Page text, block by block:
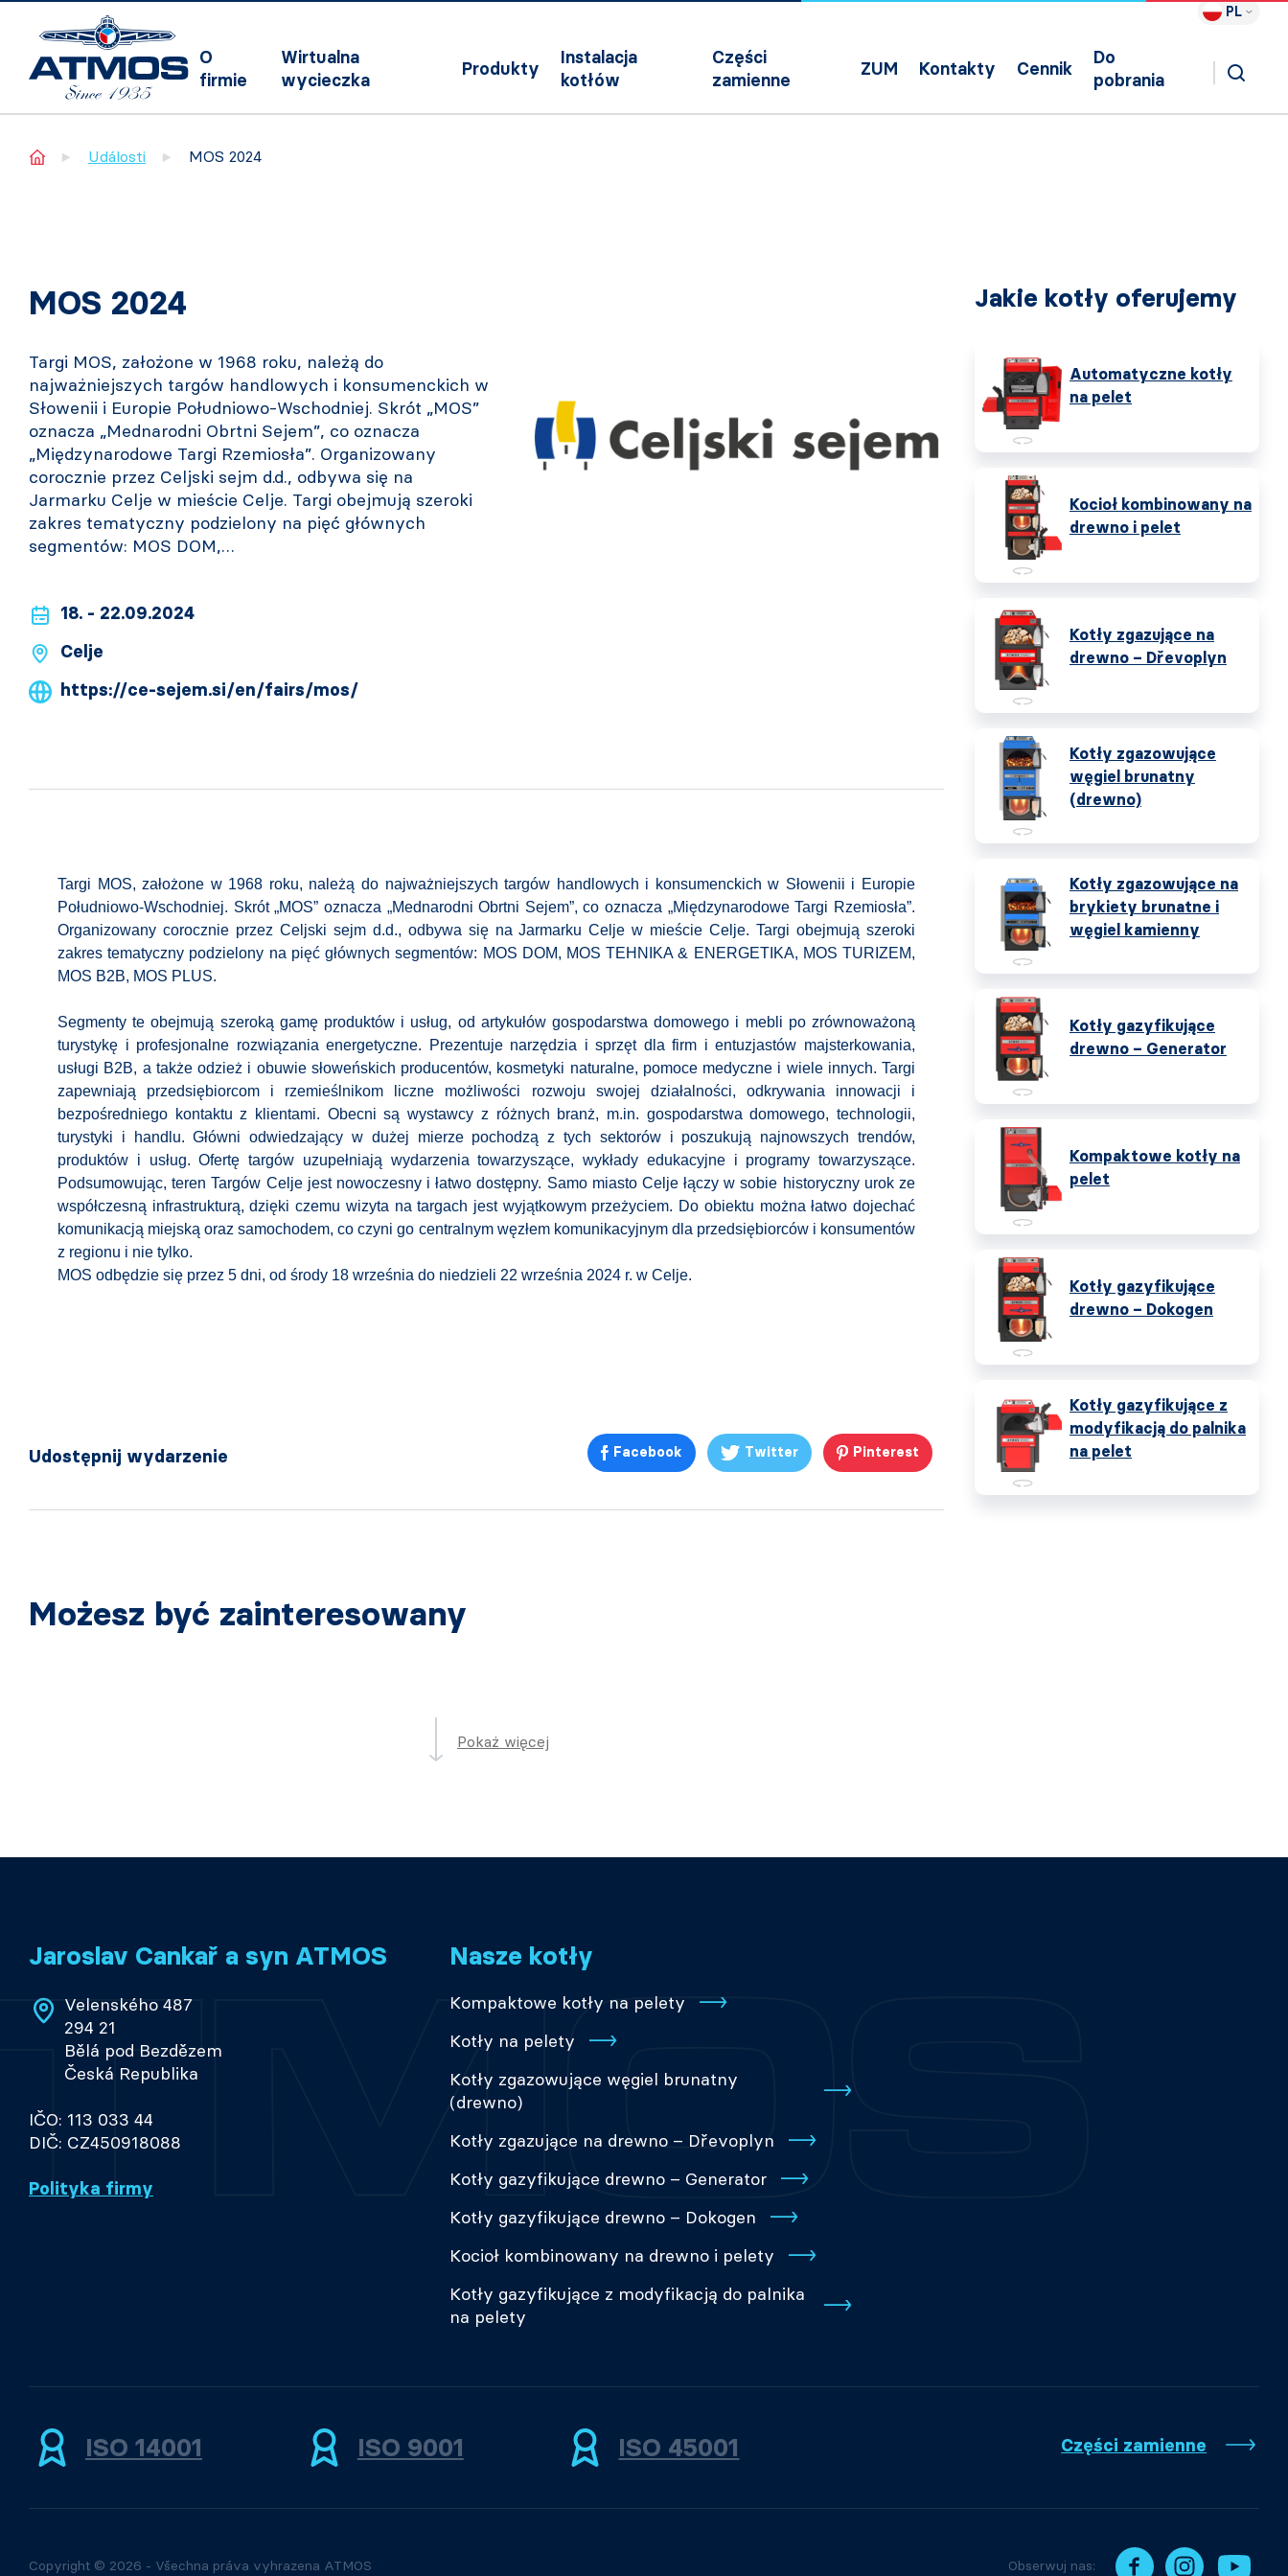
PL
O
firmie
Wirtualna
wycieczka
Produkty
Instalacja
kotłów
Części
zamienne
ZUM Kontakty Cennik
Do
pobrania
Home Události MOS 2024
MOS 2024
Targi MOS, założone w 1968 roku, należą do
najważniejszych targów handlowych i konsumenckich w
Słowenii i Europie Południowo-Wschodniej. Skrót „MOS”
oznacza „Mednarodni Obrtni Sejem”, co oznacza
„Międzynarodowe Targi Rzemiosła”. Organizowany
corocznie przez Celjski sejm d.d., odbywa się na
Jarmarku Celje w mieście Celje. Targi obejmują szeroki
zakres tematyczny podzielony na pięć głównych
segmentów: MOS DOM,…
18. - 22.09.2024
Celje
https://ce-sejem.si/en/fairs/mos/
Targi MOS, założone w 1968 roku, należą do najważniejszych targów handlowych i konsumenckich w Słowenii i Europie
Południowo-Wschodniej. Skrót „MOS” oznacza „Mednarodni Obrtni Sejem”, co oznacza „Międzynarodowe Targi Rzemiosła”.
Organizowany corocznie przez Celjski sejm d.d., odbywa się na Jarmarku Celje w mieście Celje. Targi obejmują szeroki
zakres tematyczny podzielony na pięć głównych segmentów: MOS DOM, MOS TEHNIKA & ENERGETIKA, MOS TURIZEM,
MOS B2B, MOS PLUS.
Segmenty te obejmują szeroką gamę produktów i usług, od artykułów gospodarstwa domowego i mebli po zrównoważoną
turystykę i profesjonalne rozwiązania energetyczne. Prezentuje narzędzia i sprzęt dla firm i entuzjastów majsterkowania,
usługi B2B, a także odzież i obuwie słoweńskich producentów, kosmetyki naturalne, pomoce medyczne i wiele innych. Targi
zapewniają przedsiębiorcom i rzemieślnikom liczne możliwości rozwoju swojej działalności, odkrywania innowacji i
bezpośredniego kontaktu z klientami. Obecni są wystawcy z różnych branż, m.in. gospodarstwa domowego, technologii,
turystyki i handlu. Główni odwiedzający w dużej mierze pochodzą z tych sektorów i poszukują najnowszych trendów,
produktów i usług. Ofertę targów uzupełniają wydarzenia towarzyszące, wykłady edukacyjne i programy towarzyszące.
Podsumowując, teren Targów Celje jest nowoczesny i łatwo dostępny. Samo miasto Celje łączy w sobie historyczny urok ze
współczesną infrastrukturą, dzięki czemu wizyta na targach jest wyjątkowym przeżyciem. Do obiektu można łatwo dojechać
komunikacją miejską oraz samochodem, co czyni go centralnym węzłem komunikacyjnym dla przedsiębiorców i konsumentów
z regionu i nie tylko.
MOS odbędzie się przez 5 dni, od środy 18 września do niedzieli 22 września 2024 r. w Celje.
Udostępnij wydarzenie Facebook Twitter Pinterest
Możesz być zainteresowany
Pokaż więcej
Jakie kotły oferujemy
Automatyczne kotły
na pelet
Kocioł kombinowany na
drewno i pelet
Kotły zgazujące na
drewno – Dřevoplyn
Kotły zgazowujące
węgiel brunatny
(drewno)
Kotły zgazowujące na
brykiety brunatne i
węgiel kamienny
Kotły gazyfikujące
drewno – Generator
Kompaktowe kotły na
pelet
Kotły gazyfikujące
drewno – Dokogen
Kotły gazyfikujące z
modyfikacją do palnika
na pelet
Jaroslav Cankař a syn ATMOS
Velenského 487
294 21
Bělá pod Bezdězem
Česká Republika
IČO: 113 033 44
DIČ: CZ450918088
Polityka firmy
Nasze kotły
Kompaktowe kotły na pelety
Kotły na pelety
Kotły zgazowujące węgiel brunatny
(drewno)
Kotły zgazujące na drewno – Dřevoplyn
Kotły gazyfikujące drewno – Generator
Kotły gazyfikujące drewno – Dokogen
Kocioł kombinowany na drewno i pelety
Kotły gazyfikujące z modyfikacją do palnika
na pelety
ISO 14001 ISO 9001 ISO 45001 Części zamienne
Copyright © 2026 - Všechna práva vyhrazena ATMOS Obserwuj nas: